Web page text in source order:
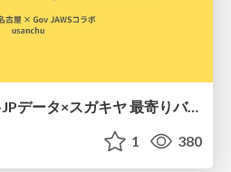
名古屋の市バスGTFS-JPデータ×スガキヤ 最寄りバス停検索をAmazon ElastiCache Serverless for Valkeyで最適化する
1 380